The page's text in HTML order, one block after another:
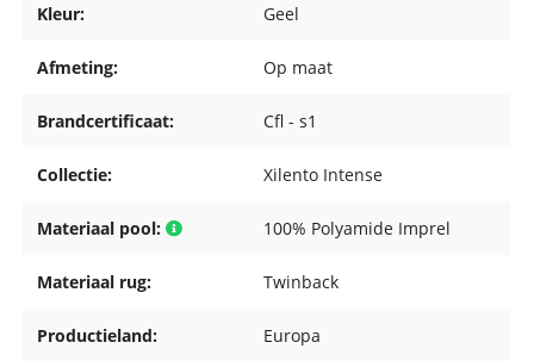
Kleur: Geel
Afmeting: Op maat
Brandcertificaat: Cfl - s1
Collectie: Xilento Intense
Materiaal pool: 100% Polyamide Imprel
Materiaal rug: Twinback
Productieland: Europa